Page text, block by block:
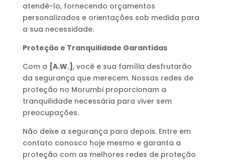
atendê-lo, fornecendo orçamentos
personalizados e orientações sob medida para
a sua necessidade.
Proteção e Tranquilidade Garantidas
Com a [A.W.] , você e sua família desfrutarão
da segurança que merecem. Nossas redes de
proteção no Morumbi proporcionam a
tranquilidade necessária para viver sem
preocupações.
Não deixe a segurança para depois. Entre em
contato conosco hoje mesmo e garanta a
proteção com as melhores redes de proteção